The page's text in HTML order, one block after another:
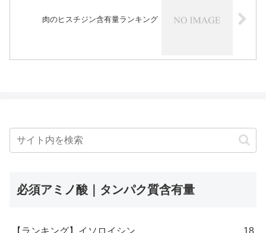
肉のヒスチジン含有量ランキング
必須アミノ酸｜タンパク質含有量
【ランキング】イソロイシン 18